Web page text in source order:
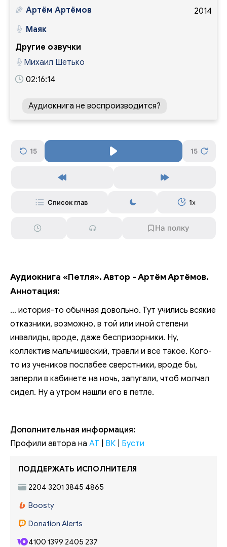
2014
Артём Артёмов
Маяк
Другие озвучки
Михаил Шетько
02:16:14
Аудиокнига не воспроизводится?
00:00 00:00
2:16:14
Аудиокнига «Петля». Автор - Артём Артёмов.
Аннотация:
… история-то обычная довольно. Тут учились всякие
отказники, возможно, в той или иной степени
инвалиды, вроде, даже беспризорники. Ну,
коллектив мальчишеский, травли и все такое. Кого-
то из учеников послабее сверстники, вроде бы,
Профили автора на АТ|ВК| Бусти